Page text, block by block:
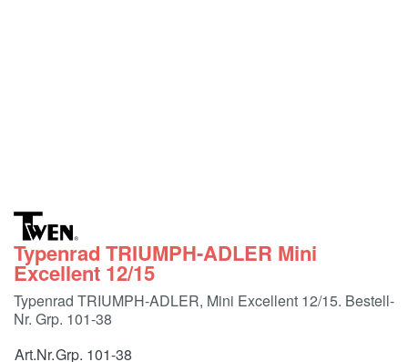
Typenrad TRIUMPH-ADLER Mini
Excellent 12/15
Typenrad TRIUMPH-ADLER, Mini Excellent 12/15. Bestell-
Nr. Grp. 101-38
Art.Nr.Grp. 101-38